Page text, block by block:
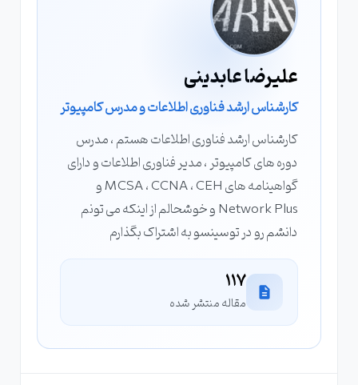
علیرضا عابدینی
کارشناس ارشد فناوری اطلاعات و مدرس کامپیوتر
کارشناس ارشد فناوری اطلاعات هستم ، مدرس
دوره های کامپیوتر ، مدیر فناوری اطلاعات و دارای
گواهینامه های MCSA ، CCNA ، CEH و
Network Plus و خوشحالم از اینکه می تونم
دانشم رو در توسینسو به اشتراک بگذارم
117
مقاله منتشر شده